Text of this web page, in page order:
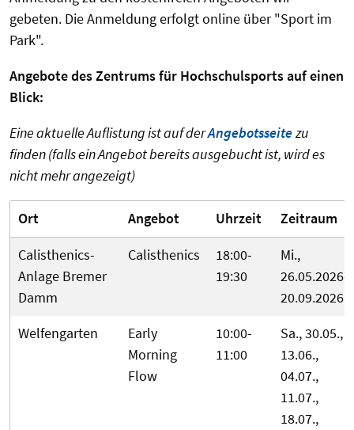
gebeten. Die Anmeldung erfolgt online über "Sport im
Park".
Angebote des Zentrums für Hochschulsports auf einen
Blick:
Eine aktuelle Auflistung ist auf derAngebotsseitezu
finden (falls ein Angebot bereits ausgebucht ist, wird es
nicht mehr angezeigt)
Ort Angebot Uhrzeit
Zeitraum
Calisthenics-
Anlage Bremer
Damm
Calisthenics
18:00-
19:30
Mi.,
26.05.2026-
20.09.2026
Welfengarten
Early
Morning
Flow
10:00-
11:00
Sa., 30.05.,
13.06.,
04.07.,
11.07.,
18.07.,